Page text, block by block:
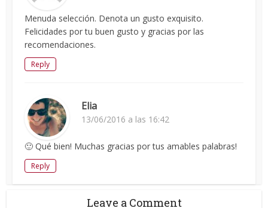
Menuda selección. Denota un gusto exquisito.
Felicidades por tu buen gusto y gracias por las
recomendaciones.
Reply
Elia
13/06/2016 a las 16:42
🙂 Qué bien! Muchas gracias por tus amables palabras!
Reply
Leave a Comment